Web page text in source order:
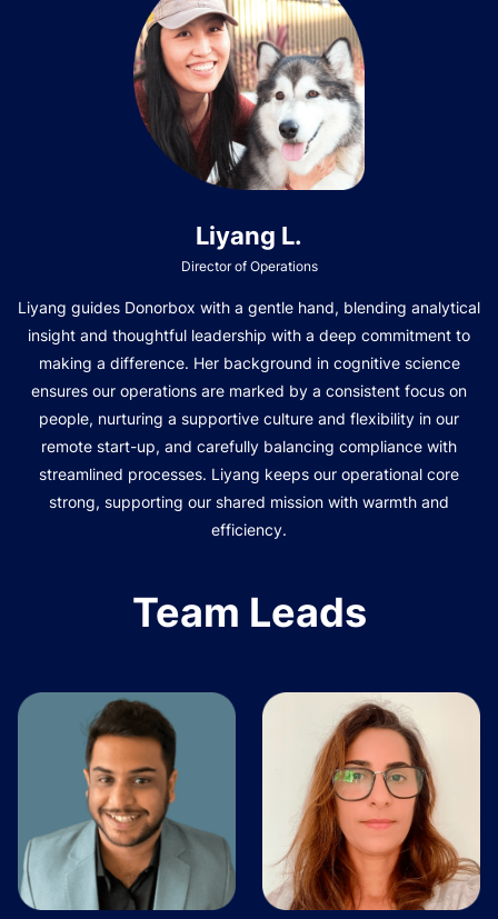
Liyang L.
Director of Operations
Liyang guides Donorbox with a gentle hand, blending analytical
insight and thoughtful leadership with a deep commitment to
making a difference. Her background in cognitive science
ensures our operations are marked by a consistent focus on
people, nurturing a supportive culture and flexibility in our
remote start-up, and carefully balancing compliance with
streamlined processes. Liyang keeps our operational core
strong, supporting our shared mission with warmth and
efficiency.
Team Leads